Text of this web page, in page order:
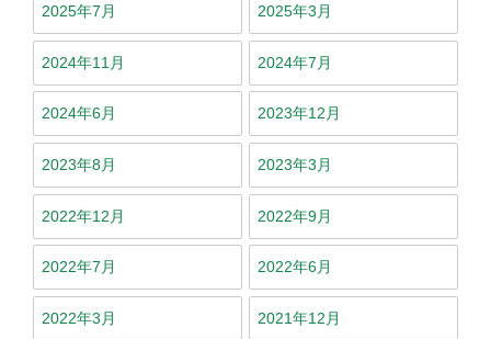
2025年7月 2025年3月
2024年11月 2024年7月
2024年6月 2023年12月
2023年8月 2023年3月
2022年12月 2022年9月
2022年7月 2022年6月
2022年3月 2021年12月